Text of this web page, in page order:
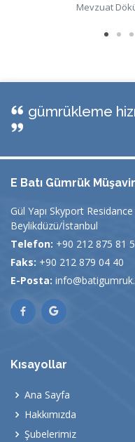
Mevzuat
gümrükleme
E Batı Gümrük
Gül Yapı Skyport
Beylikdüzü/İstanbul
Telefon: +90 212 875 81
Faks: +90 212 879 04 40
E-Posta:
Kısayollar
Ana Sayfa
Hakkımızda
Şubelerimiz